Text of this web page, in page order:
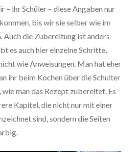
– ihr Schüler – diese Angaben nur
bis wir sie selber wie im
Auch die Zubereitung ist anders
es auch hier einzelne Schritte,
wie Anweisungen. Man hat eher
ihr beim Kochen über die Schulter
man das Rezept zubereitet. Es
Kapitel, die nicht nur mit einer
sind, sondern die Seiten